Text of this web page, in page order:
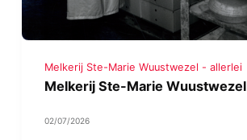
Melkerij Ste-Marie Wuustwezel - allerlei
Melkerij Ste-Marie Wuustwezel
02/07/2026